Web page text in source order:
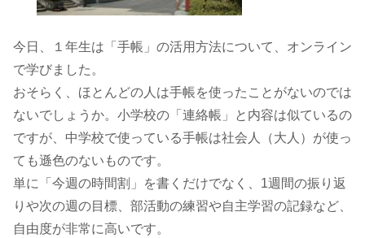
今日、１年生は「手帳」の活用方法について、オンライン
で学びました。
おそらく、ほとんどの人は手帳を使ったことがないのでは
ないでしょうか。小学校の「連絡帳」と内容は似ているの
ですが、中学校で使っている手帳は社会人（大人）が使っ
ても遜色のないものです。
単に「今週の時間割」を書くだけでなく、1週間の振り返
りや次の週の目標、部活動の練習や自主学習の記録など、
自由度が非常に高いです。